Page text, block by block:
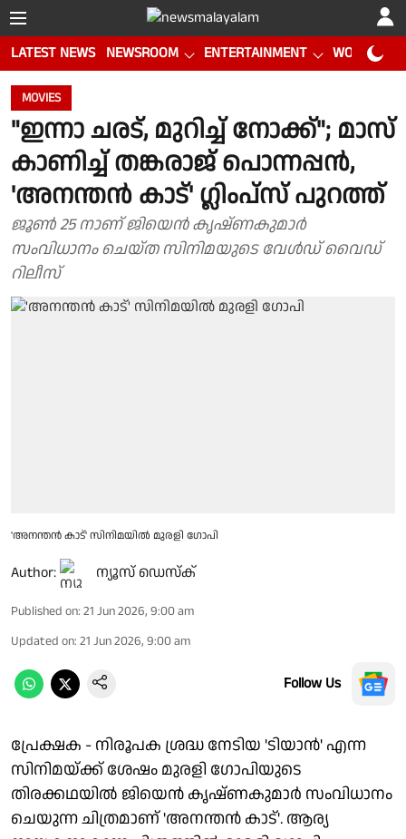
LATEST NEWS NEWSROOM ENTERTAINMENT WORLD CUP
MOVIES
"ഇന്നാ ചരട്, മുറിച്ച് നോക്ക്"; മാസ്
കാണിച്ച് തങ്കരാജ് പൊന്നപ്പൻ,
'അനന്തൻ കാട്' ഗ്ലിംപ്സ് പുറത്ത്
ജൂൺ 25 നാണ് ജിയെൻ കൃഷ്ണകുമാർ
സംവിധാനം ചെയ്ത സിനിമയുടെ വേൾഡ് വൈഡ്
റിലീസ്
'അനന്തൻ കാട്' സിനിമയിൽ മുരളി ഗോപി
Author: ന്യൂസ് ഡെസ്ക്
Published on: 21 Jun 2026, 9:00 am
Updated on: 21 Jun 2026, 9:00 am
Follow Us
പ്രേക്ഷക - നിരൂപക ശ്രദ്ധ നേടിയ 'ടിയാൻ' എന്ന
സിനിമയ്ക്ക് ശേഷം മുരളി ഗോപിയുടെ
തിരക്കഥയിൽ ജിയെൻ കൃഷ്ണകുമാർ സംവിധാനം
ചെയുന്ന ചിത്രമാണ് 'അനന്തൻ കാട്'. ആര്യ